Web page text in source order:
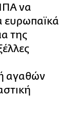
να
ευρωπαϊκά
της
αγαθών